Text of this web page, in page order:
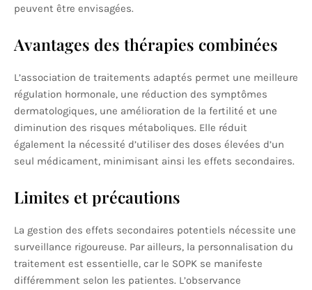
peuvent être envisagées.
Avantages des thérapies combinées
L’association de traitements adaptés permet une meilleure
régulation hormonale, une réduction des symptômes
dermatologiques, une amélioration de la fertilité et une
diminution des risques métaboliques. Elle réduit
également la nécessité d’utiliser des doses élevées d’un
seul médicament, minimisant ainsi les effets secondaires.
Limites et précautions
La gestion des effets secondaires potentiels nécessite une
surveillance rigoureuse. Par ailleurs, la personnalisation du
traitement est essentielle, car le SOPK se manifeste
différemment selon les patientes. L’observance